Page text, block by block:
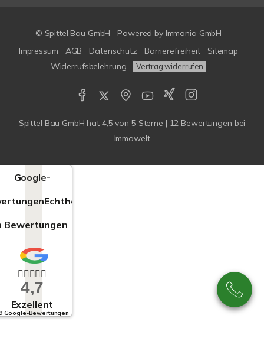
© Spittel Bau GmbH Powered by Immonia GmbH
Impressum
AGB Datenschutz Barrierefreiheit
Sitemap
Widerrufsbelehrung
Vertrag widerrufen
Spittel Bau GmbH hat 4,5 von 5 Sterne | 12 Bewertungen bei
Immowelt
Google-
Echtheit
Bewertungen
4,7
Exzellent
Google-Bewertungen